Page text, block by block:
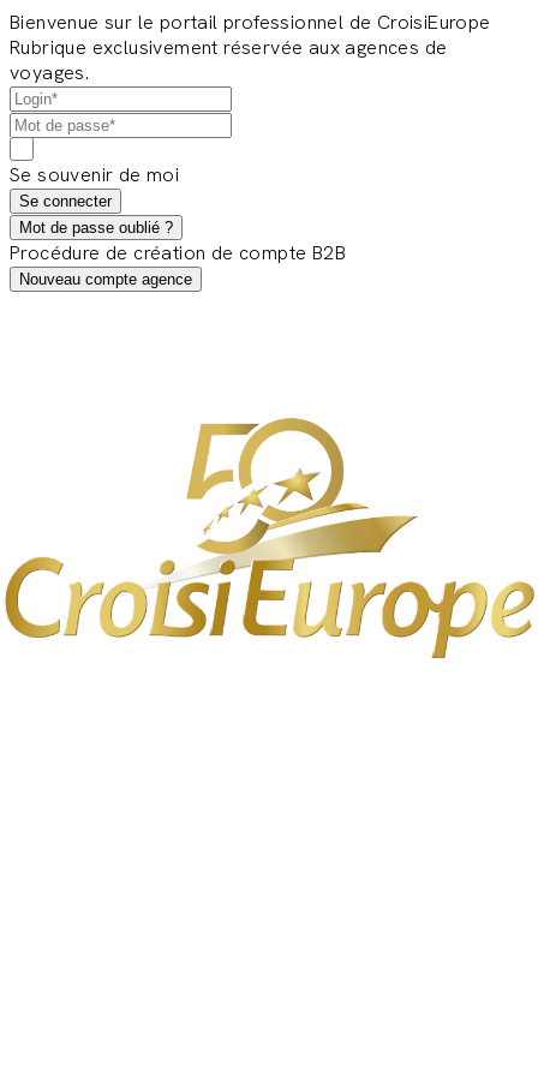
Bienvenue sur le portail professionnel de CroisiEurope
Rubrique exclusivement réservée aux agences de
voyages.
Se souvenir de moi
Se connecter
Mot de passe oublié ?
Procédure de création de compte B2B
Nouveau compte agence